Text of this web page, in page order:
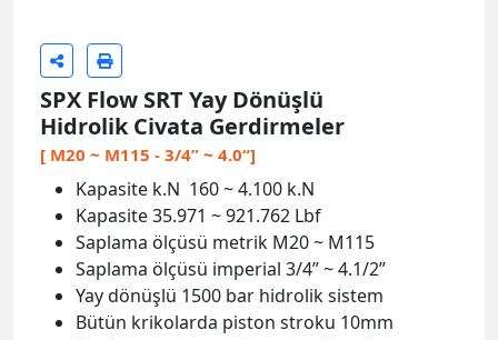
Kapasite 35.971 ~ 921.762 Lbf
Saplama ölçüsü metrik M20 ~ M115
Saplama ölçüsü imperial 3/4” ~ 4.1/2”
Yay dönüşlü 1500 bar hidrolik sistem
Bütün krikolarda piston stroku 10mm
Strok aşım uyarı ve koruma sistemi
Piston kriko otomatik hizalama özelliği
Bütün krikolarda çift kaplin standart
ANSI B16.5/BS1560/API flanş uyumlu
Menşei USA, üretici SPX FLOW
Türkiye’de teknik servis hizmeti